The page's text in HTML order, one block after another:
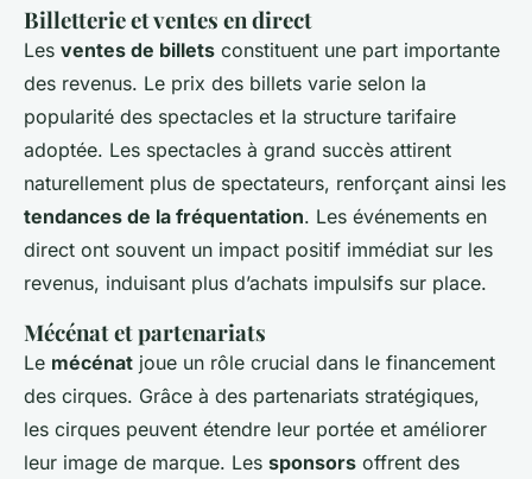
Billetterie et ventes en direct
Les ventes de billets constituent une part importante
des revenus. Le prix des billets varie selon la
popularité des spectacles et la structure tarifaire
adoptée. Les spectacles à grand succès attirent
naturellement plus de spectateurs, renforçant ainsi les
tendances de la fréquentation. Les événements en
direct ont souvent un impact positif immédiat sur les
revenus, induisant plus d’achats impulsifs sur place.
Mécénat et partenariats
Le mécénat joue un rôle crucial dans le financement
des cirques. Grâce à des partenariats stratégiques,
les cirques peuvent étendre leur portée et améliorer
leur image de marque. Les sponsors offrent des